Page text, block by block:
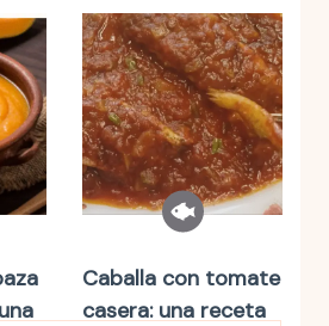
Caballa con tomate
casera: una receta